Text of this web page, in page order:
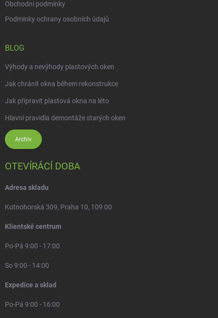
Obchodní podmínky
Podmínky ochrany osobních údajů
BLOG
Výhody a nevýhody plastových oken
Jak chránit okna během rekonstrukce
Jak připravit plastová okna na léto
Hlavní pravidla demontáže starých oken
Archiv
OTEVÍRÁCÍ DOBA
Adresa skladu
Kutnohorská 309, Praha 10, 109 00
Klientské centrum
Po-Pá 9:00 - 17:00
So 9:00 - 14:00
Expedice a sklad
Po-Pá 9:00 - 16:00